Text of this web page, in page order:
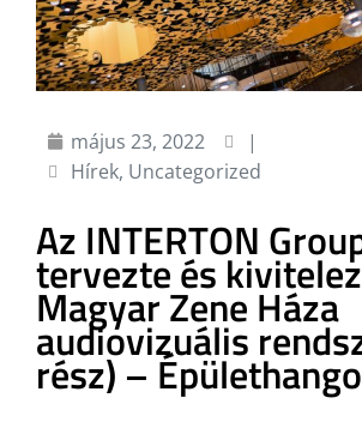
május 23, 2022
|
Hírek, Uncategorized
Az INTERTON
tervezte és
Magyar Zene Háza
audiovizuális
rész) –